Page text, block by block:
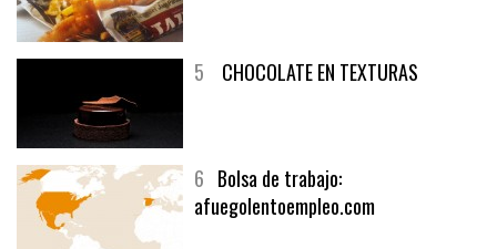
5 CHOCOLATE EN TEXTURAS
6 Bolsa de trabajo:
afuegolentoempleo.com